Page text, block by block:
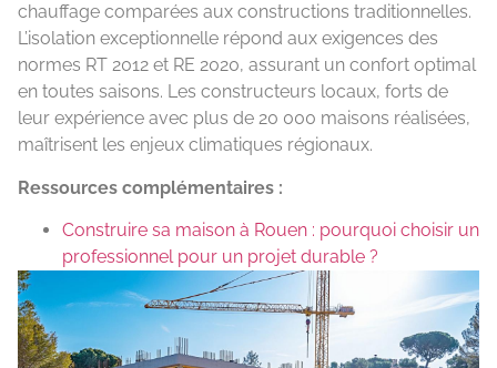
chauffage comparées aux constructions traditionnelles.
L’isolation exceptionnelle répond aux exigences des
normes RT 2012 et RE 2020, assurant un confort optimal
en toutes saisons. Les constructeurs locaux, forts de
leur expérience avec plus de 20 000 maisons réalisées,
maîtrisent les enjeux climatiques régionaux.
Ressources complémentaires :
Construire sa maison à Rouen : pourquoi choisir un
professionnel pour un projet durable ?